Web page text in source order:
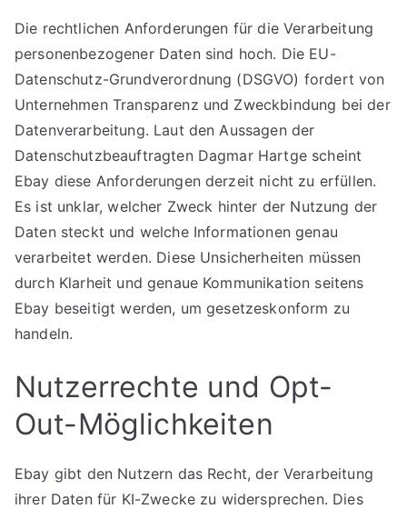
Die rechtlichen Anforderungen für die Verarbeitung
personenbezogener Daten sind hoch. Die EU-
Datenschutz-Grundverordnung (DSGVO) fordert von
Unternehmen Transparenz und Zweckbindung bei der
Datenverarbeitung. Laut den Aussagen der
Datenschutzbeauftragten Dagmar Hartge scheint
Ebay diese Anforderungen derzeit nicht zu erfüllen.
Es ist unklar, welcher Zweck hinter der Nutzung der
Daten steckt und welche Informationen genau
verarbeitet werden. Diese Unsicherheiten müssen
durch Klarheit und genaue Kommunikation seitens
Ebay beseitigt werden, um gesetzeskonform zu
handeln.
Nutzerrechte und Opt-
Out-Möglichkeiten
Ebay gibt den Nutzern das Recht, der Verarbeitung
ihrer Daten für KI-Zwecke zu widersprechen. Dies